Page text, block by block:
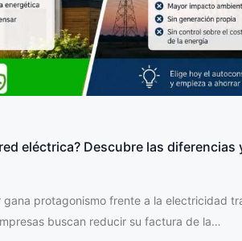
eléctrica? Descubre las diferencias
gana protagonismo frente a la electricidad
buscan reducir su factura de la…